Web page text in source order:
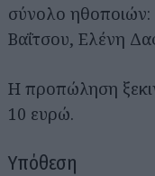
σύνολο
Βαΐτσου, Ελένη
H προπώληση
10 ευρώ.
Υπόθεση